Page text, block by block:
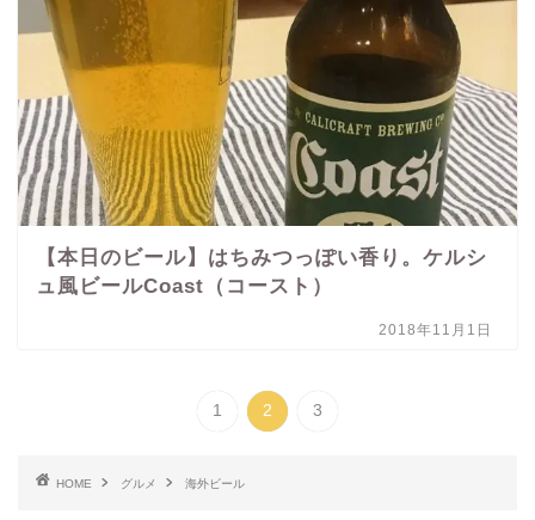
【本日のビール】はちみつっぽい香り。ケルシ
ュ風ビールCoast（コースト）
2018年11月1日
1 2 3
HOME グルメ 海外ビール